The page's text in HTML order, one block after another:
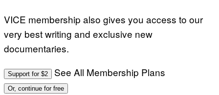
VICE membership also gives you access to our
very best writing and exclusive new
documentaries.
Support for $2 See All Membership Plans
Or, continue for free